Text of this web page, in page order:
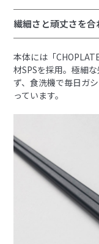
繊細さと頑丈さを
本体には「
材SPSを採用。極細
ず、食洗機で毎日ガ
っています。